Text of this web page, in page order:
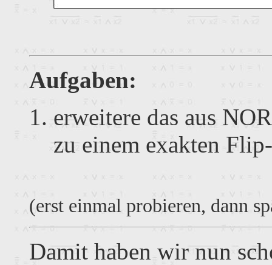
Aufgaben:
erweitere das aus
zu einem exakten
(erst einmal probieren, dann
Damit haben wir nun